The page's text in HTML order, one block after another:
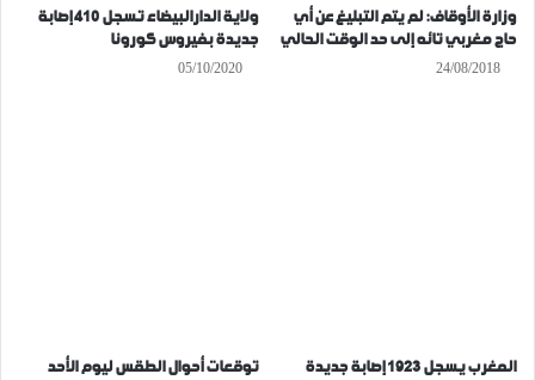
وزارة الأوقاف: لم يتم التبليغ عن أي
حاج مغربي تائه إلى حد الوقت الحالي
24/08/2018
ولاية الدارالبيضاء تسجل 410 إصابة
جديدة بفيروس كورونا
05/10/2020
المغرب يسجل 1923 إصابة جديدة
توقعات أحوال الطقس ليوم الأحد